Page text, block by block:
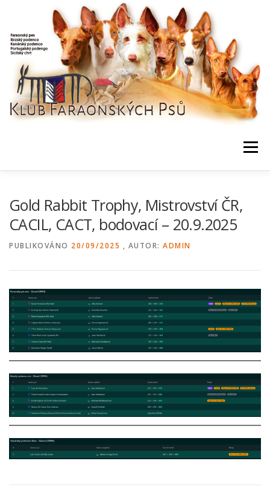
Menu
Gold Rabbit Trophy, Mistrovství ČR,
CACIL, CACT, bodovací – 20.9.2025
PUBLIKOVÁNO 20/09/2025 , AUTOR: ADMIN